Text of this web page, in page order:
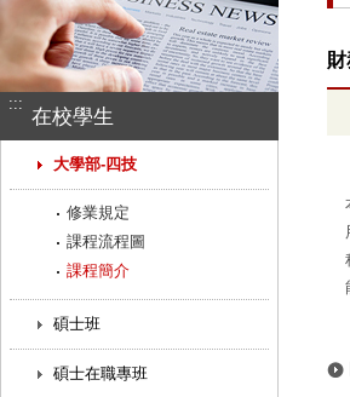
:::
在校學生
大學部-四技
修業規定
課程流程圖
課程簡介
碩士班
碩士在職專班